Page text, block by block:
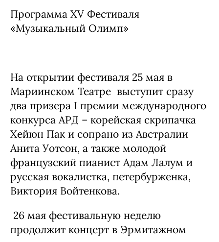
Программа XV Фестиваля
«Музыкальный Олимп»
На открытии фестиваля 25 мая в
Мариинском Театре выступит сразу
два призера I премии международного
конкурса АРД – корейская скрипачка
Хейюн Пак и сопрано из Австралии
Анита Уотсон, а также молодой
французский пианист Адам Лалум и
русская вокалистка, петербурженка,
Виктория Войтенкова.
26 мая фестивальную неделю
продолжит концерт в Эрмитажном